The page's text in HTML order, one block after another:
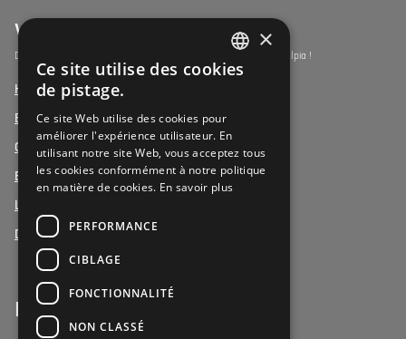
Vulpia Premium Living
Découvrez les résidences-services du segment premium de Vulpia !
Henri Jaspar, Kraainem
Beukenhof aan Zee, Oostduinkerke
Oud Gemeentehuis, Werchter
Elysia Park, Antwerpen
La Vigie, Koxyde
Duinenzee, La Panne
Bénévoles
DUTCH
×
Ce site utilise des cookies
de pistage.
Ce site Web utilise des cookies pour
améliorer l'expérience utilisateur. En
utilisant notre site Web, vous acceptez tous
les cookies conformément à notre politique
en matière de cookies. En savoir plus
PERFORMANCE
CIBLAGE
FONCTIONNALITÉ
NON CLASSÉ